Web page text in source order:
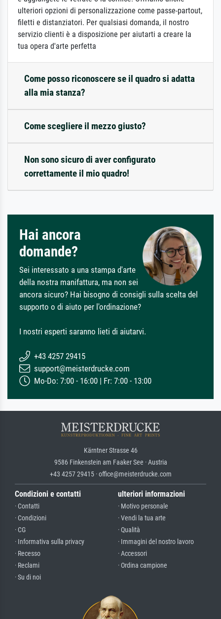
ulteriori opzioni di personalizzazione come passe-partout,
filetti e distanziatori. Per qualsiasi domanda, il nostro
servizio clienti è a disposizione per aiutarti a creare la
tua opera d'arte perfetta
Come posso riconoscere se il quadro si adatta
alla mia stanza?
Come scegliere il mezzo giusto?
Non sono sicuro di aver configurato
correttamente il mio quadro!
Hai ancora
domande?
Sei interessato a una stampa d'arte
della nostra manifattura, ma non sei
ancora sicuro? Hai bisogno di consigli sulla scelta del
supporto o di aiuto per l'ordinazione?
I nostri esperti saranno lieti di aiutarvi.
+43 4257 29415
support@meisterdrucke.com
Mo-Do: 7:00 - 16:00 | Fr: 7:00 - 13:00
Kärntner Strasse 46
9586 Finkenstein am Faaker See · Austria
+43 4257 29415 · office@meisterdrucke.com
Condizioni e contatti
· Contatti
· Condizioni
· CG
· Informativa sulla privacy
· Recesso
· Reclami
· Su di noi
ulteriori informazioni
· Motivo personale
· Vendi la tua arte
· Qualità
· Immagini del nostro lavoro
· Accessori
· Ordina campione